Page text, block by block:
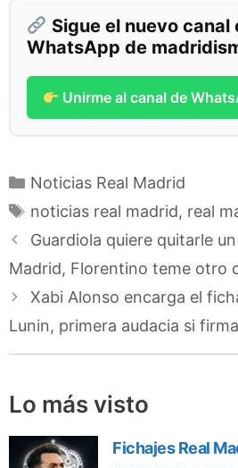
Sigue el nuevo canal
WhatsApp de
Unirme al canal de
Categorías
Noticias Real Madrid
Etiquetas
noticias real madrid, real
Guardiola quiere quitarle
Madrid, Florentino teme otro
Xabi Alonso encarga el
Lunin, primera audacia si firma
Lo más visto
Fichajes Real